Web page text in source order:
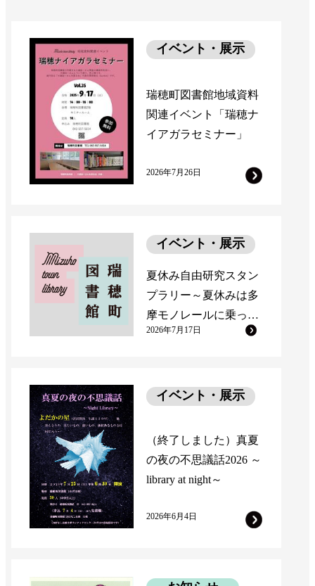
イベント・展示
瑞穂町図書館地域資料
関連イベント「瑞穂ナ
イアガラセミナー」
2026年7月26日
イベント・展示
夏休み自由研究スタン
プラリー～夏休みは多
摩モノレールに乗って
スタンプを集めよう！
2026年7月17日
イベント・展示
（終了しました）真夏
の夜の不思議話2026 ～
library at night～
2026年6月4日